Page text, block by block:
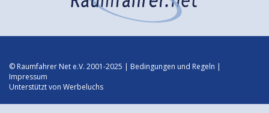
© Raumfahrer Net e.V. 2001-2025 | Bedingungen und Regeln |
Impressum
Unterstützt von Werbeluchs